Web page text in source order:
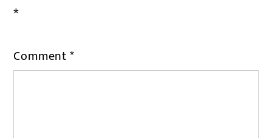
*
Comment*